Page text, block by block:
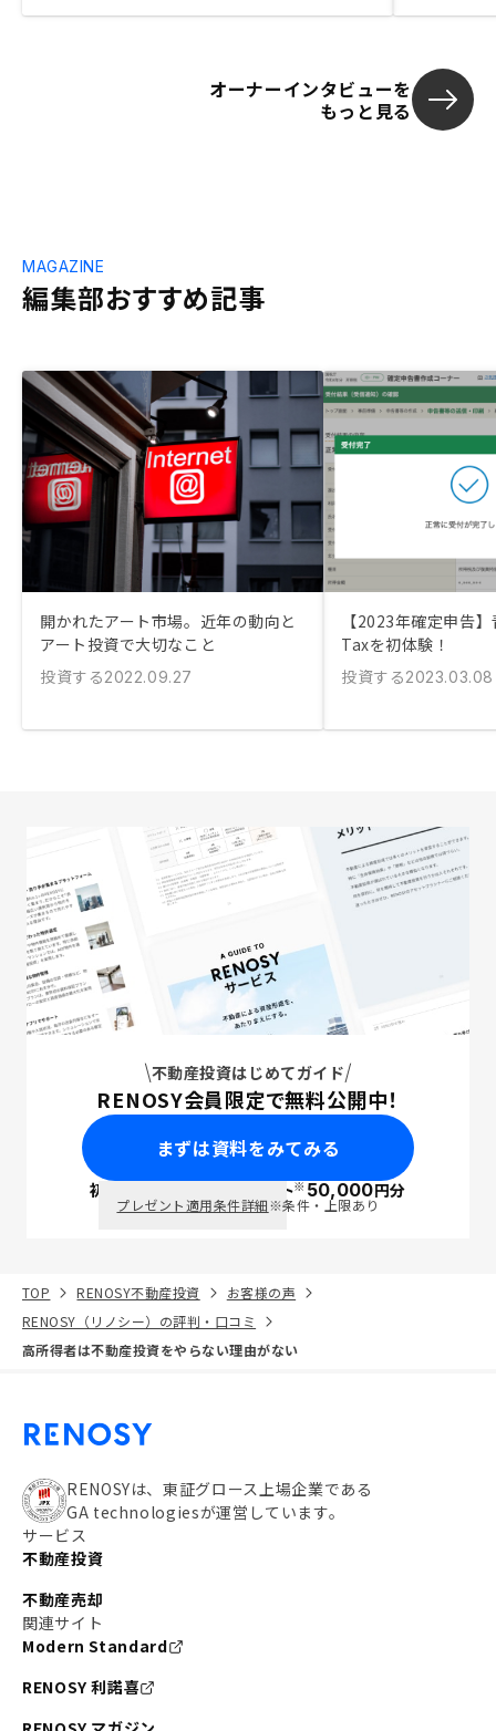
オーナーインタビューを
もっと見る
編集部おすすめ記事
MAGAZINE
開かれたアート市場。近年の動向と
アート投資で大切なこと
投資する2022.09.27
【2023年確定申告
Taxを初体験！
投資する2023.03.08
不動産投資はじめてガイド
RENOSY会員限定で無料公開中！
まずは資料をみてみる
初回面談で ポイント※50,000円分
プレゼント適用条件詳細※条件・上限あり
TOP RENOSY不動産投資
お客様の声
RENOSY（リノシー）の評判・口コミ
高所得者は不動産投資をやらない理由がない
RENOSYは、東証グロース上場企業である
GA technologiesが運営しています。
サービス
不動産投資
不動産売却
関連サイト
Modern Standard
RENOSY 利諾喜